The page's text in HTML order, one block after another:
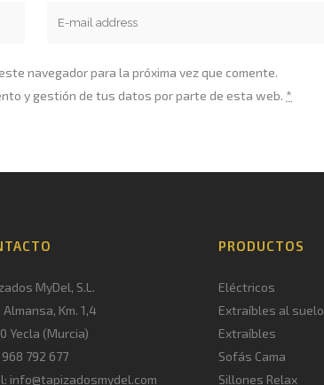
navegador para la próxima vez que comente.
y gestión de tus datos por parte de esta web. *
MyDel, S.L.
Almansa, Km. 1,4
Yecla (Murcia)
792 677
info@tapizadosmydel.com
PRODUCTOS
Eléctricos
Extraíbles al suelo
Extraíbles
Sofás Cama
Sillones Relax